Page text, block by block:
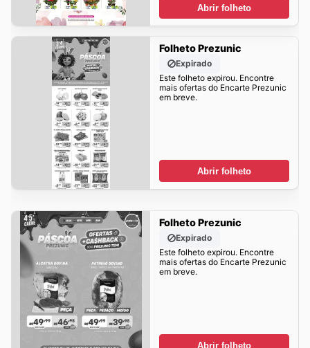
Abrir folheto
Folheto Prezunic
Expirado
Este folheto expirou. Encontre
mais ofertas do Encarte Prezunic
em breve.
Abrir folheto
Folheto Prezunic
Expirado
Este folheto expirou. Encontre
mais ofertas do Encarte Prezunic
em breve.
Abrir folheto